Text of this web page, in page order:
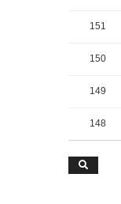
151
150
149
148